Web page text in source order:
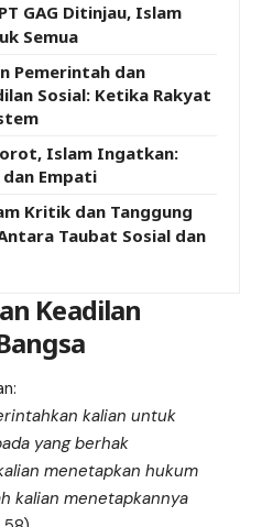
GAG Ditinjau, Islam
Semua
Pemerintah dan
Sosial: Ketika Rakyat
Islam Ingatkan:
dan Empati
Kritik dan Tanggung
Taubat Sosial dan
Keadilan
kalian untuk
yang berhak
menetapkan hukum
kalian menetapkannya